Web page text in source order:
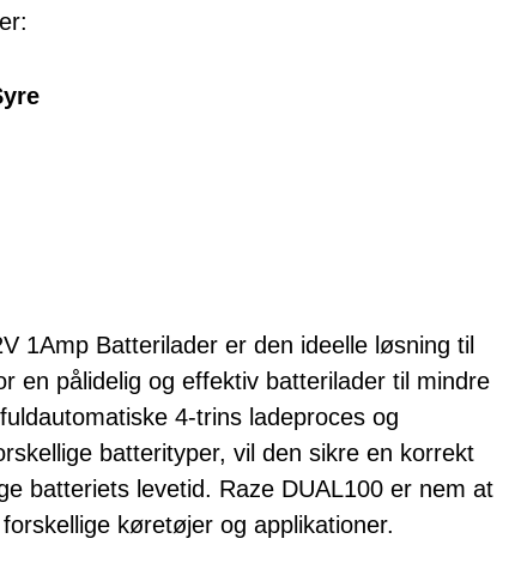
1Amp Batterilader er den ideelle løsning til
en pålidelig og effektiv batterilader til mindre
4-trins ladeproces og
batterityper, vil den sikre en korrekt
batteriets levetid. Raze DUAL100 er nem at
køretøjer og applikationer.